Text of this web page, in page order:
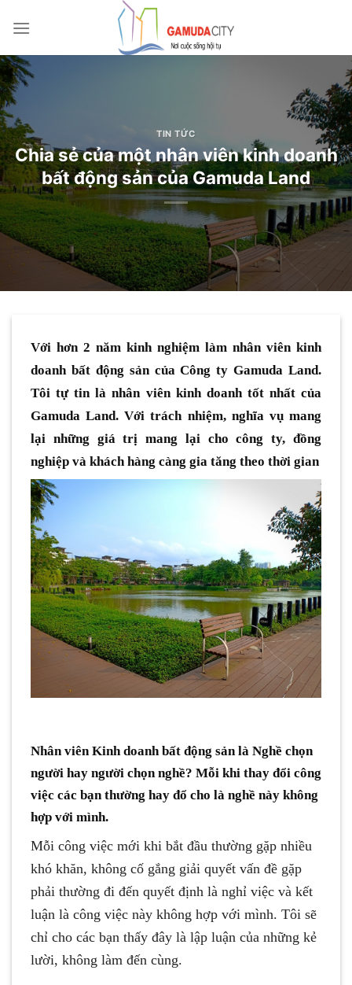
qua
dung
TIN TỨC
Chia sẻ của một nhân viên kinh doanh
bất động sản của Gamuda Land
Với hơn 2 năm kinh nghiệm làm nhân viên kinh
doanh bất động sản của Công ty Gamuda Land.
Tôi tự tin là nhân viên kinh doanh tốt nhất của
Gamuda Land. Với trách nhiệm, nghĩa vụ mang
lại những giá trị mang lại cho công ty, đồng
nghiệp và khách hàng càng gia tăng theo thời gian
Nhân viên Kinh doanh bất động sản là Nghề chọn
người hay người chọn nghề? Mỗi khi thay đổi công
việc các bạn thường hay đổ cho là nghề này không
hợp với mình.
Mỗi công việc mới khi bắt đầu thường gặp nhiều
khó khăn, không cố gắng giải quyết vấn đề gặp
phải thường đi đến quyết định là nghỉ việc và kết
luận là công việc này không hợp với mình. Tôi sẽ
chỉ cho các bạn thấy đây là lập luận của những kẻ
lười, không làm đến cùng.